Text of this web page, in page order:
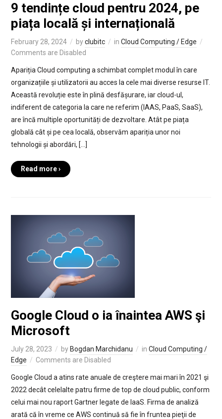
9 tendințe cloud pentru 2024, pe
piața locală și internațională
February 28, 2024 byclubitc in Cloud Computing / Edge
Comments are Disabled
Apariția Cloud computing a schimbat complet modul în care
organizațiile și utilizatorii au acces la cele mai diverse resurse IT.
Această revoluție este în plină desfășurare, iar cloud-ul,
indiferent de categoria la care ne referim (IAAS, PaaS, SaaS),
are încă multiple oportunități de dezvoltare. Atât pe piața
globală cât și pe cea locală, observăm apariția unor noi
tehnologii și abordări, […]
Read more ›
Google Cloud o ia înaintea AWS şi
Microsoft
July 28, 2023 by Bogdan Marchidanu in Cloud Computing /
Edge
Comments are Disabled
Google Cloud a atins rate anuale de creştere mai mari în 2021 şi
2022 decât celelalte patru firme de top de cloud public, conform
celui mai nou raport Gartner legate de IaaS. Firma de analiză
arată că în vreme ce AWS continuă să fie în fruntea pieţii de